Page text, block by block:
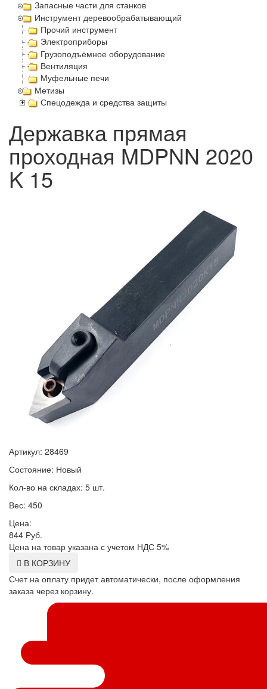
Запасные части для станков
Инструмент деревообрабатывающий
Прочий инструмент
Электроприборы
Грузоподъёмное оборудование
Вентиляция
Муфельные печи
Метизы
Спецодежда и средства защиты
Державка прямая
проходная MDPNN 2020
K 15
Артикул: 28469
Состояние: Новый
Кол-во на складах: 5 шт.
Вес: 450
Цена:
844 Руб.
Цена на товар указана с учетом НДС 5%
В КОРЗИНУ
Счет на оплату придет автоматически, после оформления
заказа через корзину.